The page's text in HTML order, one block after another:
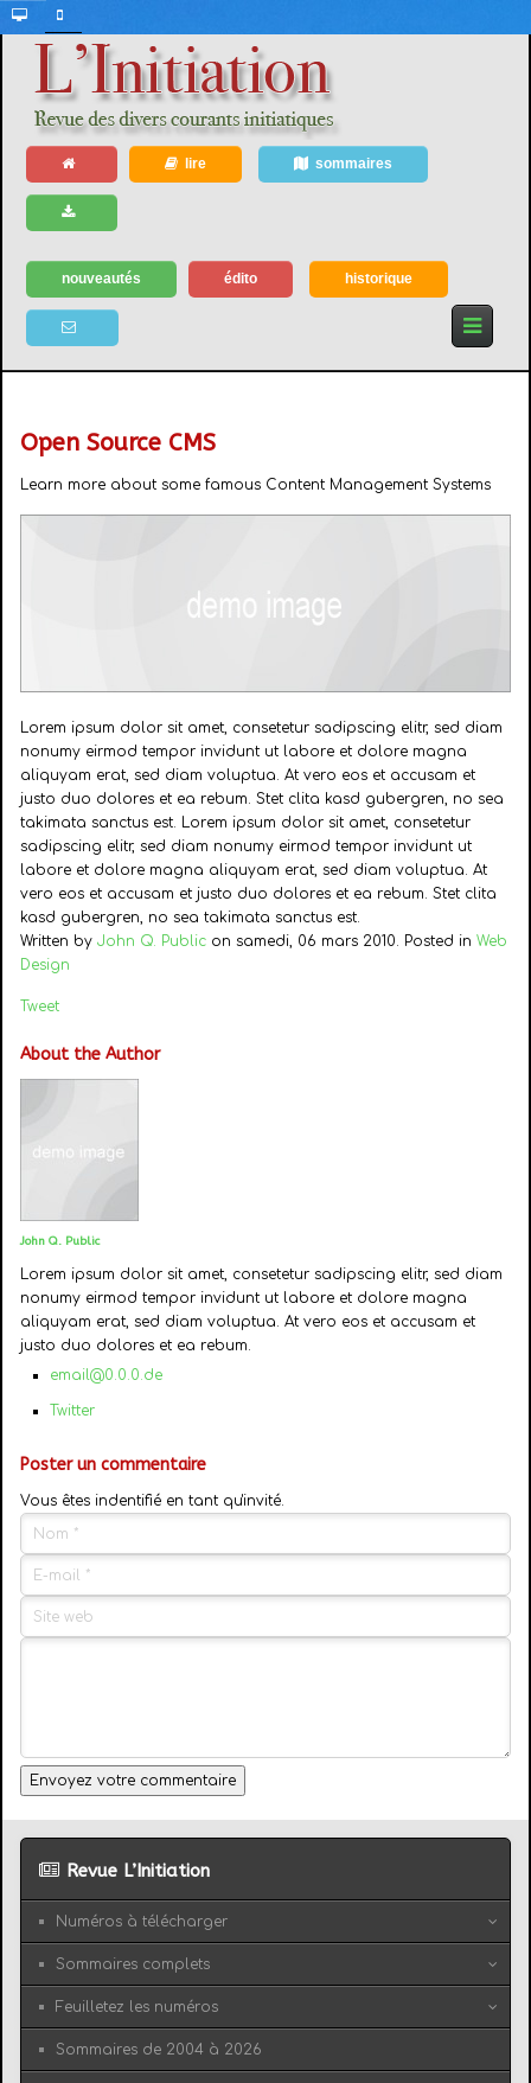
lire sommaires
nouveautés édito historique
Open Source CMS
Learn more about some famous Content Management Systems
Lorem ipsum dolor sit amet, consetetur sadipscing elitr, sed diam
nonumy eirmod tempor invidunt ut labore et dolore magna
aliquyam erat, sed diam voluptua. At vero eos et accusam et
justo duo dolores et ea rebum. Stet clita kasd gubergren, no sea
takimata sanctus est. Lorem ipsum dolor sit amet, consetetur
sadipscing elitr, sed diam nonumy eirmod tempor invidunt ut
labore et dolore magna aliquyam erat, sed diam voluptua. At
vero eos et accusam et justo duo dolores et ea rebum. Stet clita
kasd gubergren, no sea takimata sanctus est.
Written by John Q. Public on samedi, 06 mars 2010. Posted in Web
Design
Tweet
About the Author
John Q. Public
Lorem ipsum dolor sit amet, consetetur sadipscing elitr, sed diam
nonumy eirmod tempor invidunt ut labore et dolore magna
aliquyam erat, sed diam voluptua. At vero eos et accusam et
justo duo dolores et ea rebum.
email@0.0.0.de
Twitter
Poster un commentaire
Vous êtes indentifié en tant qu'invité.
Envoyez votre commentaire
Revue L’Initiation
Numéros à télécharger
Sommaires complets
Feuilletez les numéros
Sommaires de 2004 à 2026